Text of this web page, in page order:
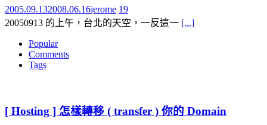
2005.09.132008.06.16jerome 19
20050913 的上午，台北的天空，一反這一 [...]
Popular
Comments
Tags
[ Hosting ] 怎樣轉移 ( transfer ) 你的 Domain